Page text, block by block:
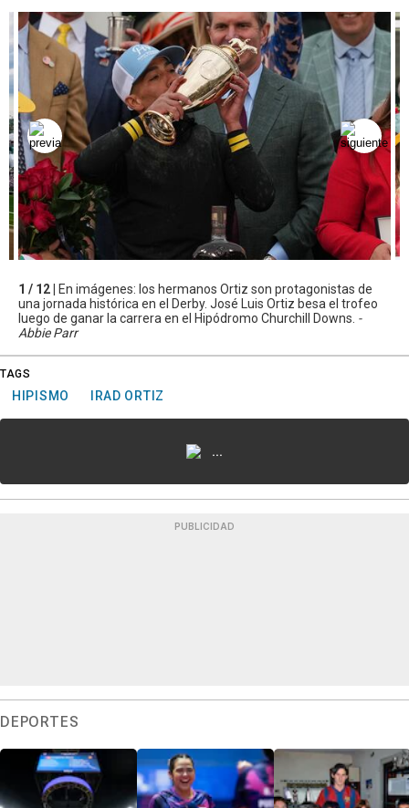
1 / 12 |
En imágenes: los hermanos Ortiz son protagonistas de
una jornada histórica en el Derby. José Luis Ortiz besa el trofeo
luego de ganar la carrera en el Hipódromo Churchill Downs. -
Abbie Parr
TAGS
HIPISMO IRAD ORTIZ
...
PUBLICIDAD
DEPORTES